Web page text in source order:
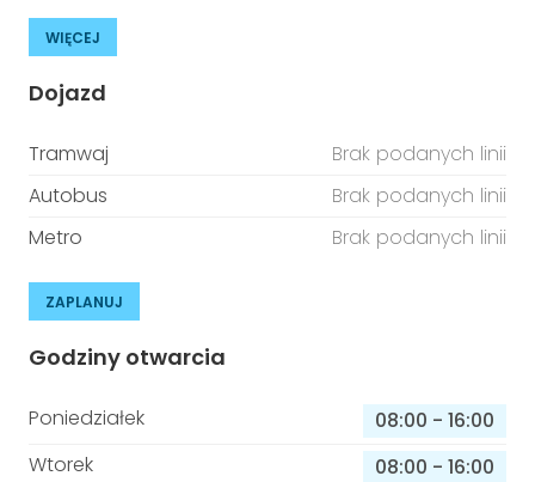
WIĘCEJ
Dojazd
Tramwaj
Brak podanych linii
Autobus
Brak podanych linii
Metro
Brak podanych linii
ZAPLANUJ
Godziny otwarcia
Poniedziałek 08:00 - 16:00
Wtorek
08:00 - 16:00